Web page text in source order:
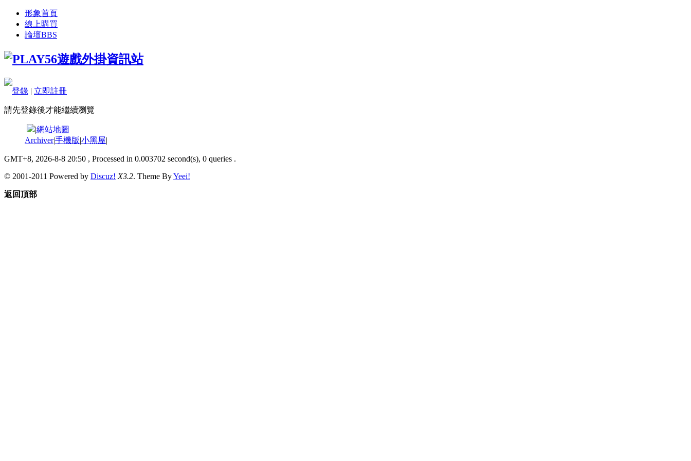
形象首頁
線上購買
論壇BBS
登錄 | 立即註冊
請先登錄後才能繼續瀏覽
|網站地圖
Archiver|手機版|小黑屋|
GMT+8, 2026-8-8 20:50 , Processed in 0.003702 second(s), 0 queries .
© 2001-2011 Powered by Discuz! X3.2. Theme ByYeei!
返回頂部